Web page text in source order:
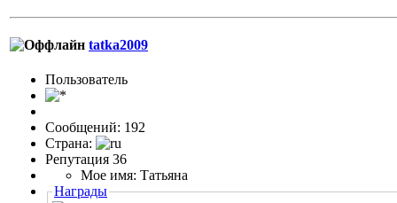
tatka2009
Пользовaтeль
Сообщений: 192
Страна:
Репутация 36
Мое имя: Татьяна
Награды